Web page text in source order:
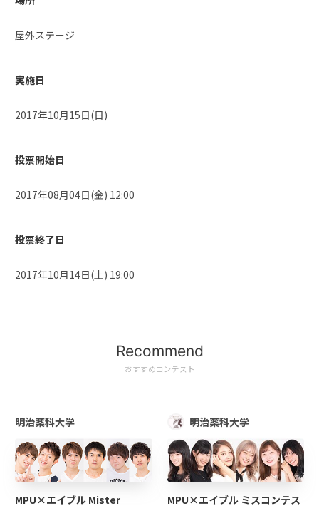
屋外ステージ
実施日
2017年10月15日(日)
投票開始日
2017年08月04日(金) 12:00
投票終了日
2017年10月14日(土) 19:00
Recommend
おすすめコンテスト
明治薬科大学
MPU×エイブル Mister
明治薬科大学
MPU×エイブル ミスコンテス